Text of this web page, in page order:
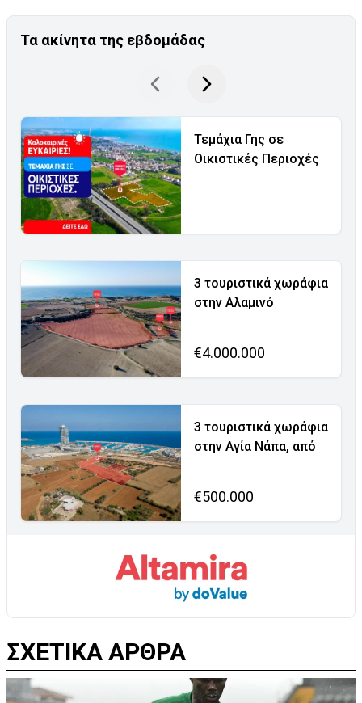
Τα ακίνητα της εβδομάδας
Τεμάχια Γης σε
Οικιστικές Περιοχές
3 τουριστικά χωράφια
στην Αλαμινό
€4.000.000
3 τουριστικά χωράφια
στην Αγία Νάπα, από
€500.000
ΣΧΕΤΙΚΑ ΑΡΘΡΑ